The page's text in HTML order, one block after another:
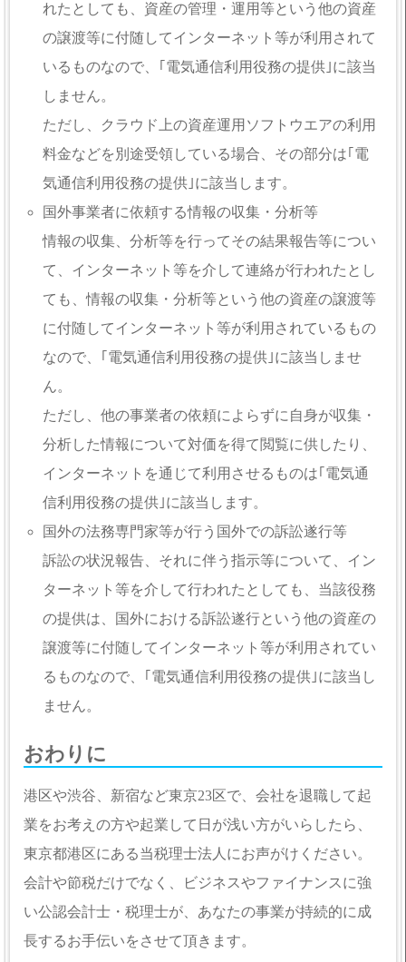
れたとしても、資産の管理・運用等という他の資産
の譲渡等に付随してインターネット等が利用されて
いるものなので、｢電気通信利用役務の提供｣に該当
しません。
ただし、クラウド上の資産運用ソフトウエアの利用
料金などを別途受領している場合、その部分は｢電
気通信利用役務の提供｣に該当します。
国外事業者に依頼する情報の収集・分析等
情報の収集、分析等を行ってその結果報告等につい
て、インターネット等を介して連絡が行われたとし
ても、情報の収集・分析等という他の資産の譲渡等
に付随してインターネット等が利用されているもの
なので、｢電気通信利用役務の提供｣に該当しませ
ん。
ただし、他の事業者の依頼によらずに自身が収集・
分析した情報について対価を得て閲覧に供したり、
インターネットを通じて利用させるものは｢電気通
信利用役務の提供｣に該当します。
国外の法務専門家等が行う国外での訴訟遂行等
訴訟の状況報告、それに伴う指示等について、イン
ターネット等を介して行われたとしても、当該役務
の提供は、国外における訴訟遂行という他の資産の
譲渡等に付随してインターネット等が利用されてい
るものなので、｢電気通信利用役務の提供｣に該当し
ません。
おわりに
港区や渋谷、新宿など東京23区で、会社を退職して起
業をお考えの方や起業して日が浅い方がいらしたら、
東京都港区にある当税理士法人にお声がけください。
会計や節税だけでなく、ビジネスやファイナンスに強
い公認会計士・税理士が、あなたの事業が持続的に成
長するお手伝いをさせて頂きます。